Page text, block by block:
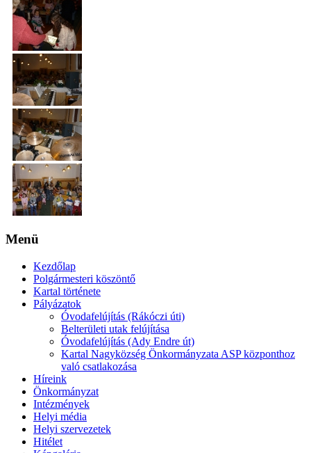
Menü
Kezdőlap
Polgármesteri köszöntő
Kartal története
Pályázatok
Óvodafelújítás (Rákóczi úti)
Belterületi utak felújítása
Óvodafelújítás (Ady Endre út)
Kartal Nagyközség Önkormányzata ASP központhoz
való csatlakozása
Híreink
Önkormányzat
Intézmények
Helyi média
Helyi szervezetek
Hitélet